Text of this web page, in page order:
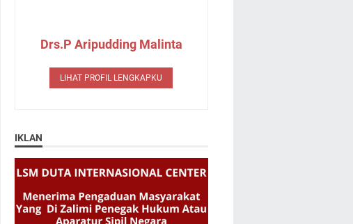
Drs.P Aripudding Malinta
LIHAT PROFIL LENGKAPKU
IKLAN